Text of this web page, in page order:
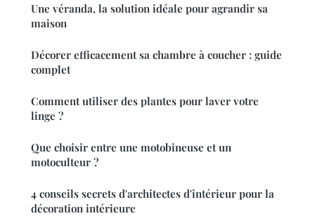
Une véranda, la solution idéale pour agrandir sa
maison
Décorer efficacement sa chambre à coucher : guide
complet
Comment utiliser des plantes pour laver votre
linge ?
Que choisir entre une motobineuse et un
motoculteur ?
4 conseils secrets d'architectes d'intérieur pour la
décoration intérieure